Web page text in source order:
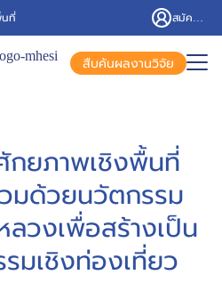
นที่
สืบค้นผลงานวิจัย
กยภาพเชิงพื้นที่
มด้วยนวัตกรรม
ลวงเพื่อสร้างเป็น
มเชิงท่องเที่ยว